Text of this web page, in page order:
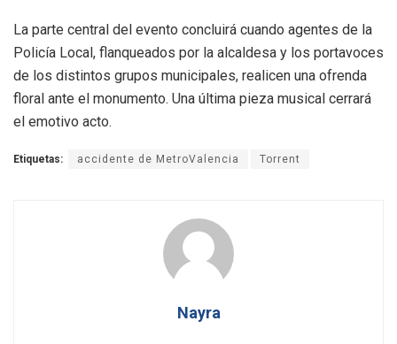
La parte central del evento concluirá cuando agentes de la
Policía Local, flanqueados por la alcaldesa y los portavoces
de los distintos grupos municipales, realicen una ofrenda
floral ante el monumento. Una última pieza musical cerrará
el emotivo acto.
Etiquetas: accidente de MetroValencia Torrent
Nayra